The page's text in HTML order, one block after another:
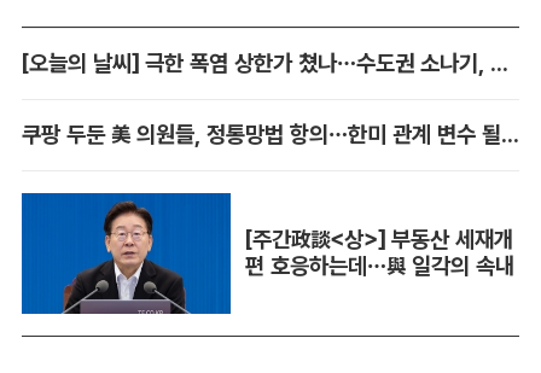
[오늘의 날씨] 극한 폭염 상한가 쳤나…수도권 소나기, 동해안에 폭우
쿠팡 두둔 美 의원들, 정통망법 항의…한미 관계 변수 될까
[주간政談<상>] 부동산 세재개
편 호응하는데…與 일각의 속내